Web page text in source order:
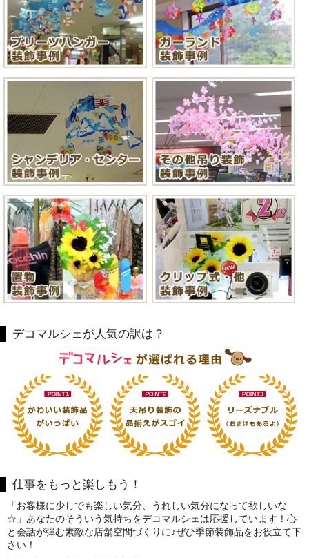
デコマルシェが人気の訳は？
仕事をもっと楽しもう！
「お客様に少しでも楽しい気分、うれしい気分になって欲しいな
☆」あなたのそういう気持ちをデコマルシェは応援しています！心
と会話が弾む素敵な店舗空間づくりに♪ぜひ季節装飾品をお役立て下
さい！